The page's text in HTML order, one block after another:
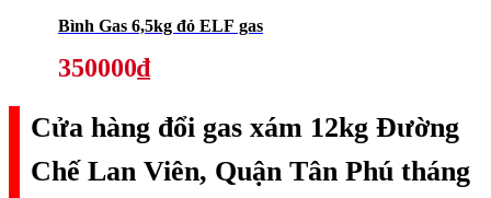
Bình Gas 6,5kg đỏ ELF gas
350000₫
Cửa hàng đổi gas xám 12kg Đường
Chế Lan Viên, Quận Tân Phú tháng